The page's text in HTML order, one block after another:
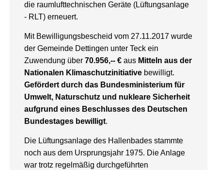
die raumlufttechnischen Geräte (Lüftungsanlage
- RLT) erneuert.
Mit Bewilligungsbescheid vom 27.11.2017 wurde
der Gemeinde Dettingen unter Teck ein
Zuwendung über 70.956,-- € aus Mitteln aus der
Nationalen Klimaschutzinitiative bewilligt.
Gefördert durch das Bundesministerium für
Umwelt, Naturschutz und nukleare Sicherheit
aufgrund eines Beschlusses des Deutschen
Bundestages bewilligt.
Die Lüftungsanlage des Hallenbades stammte
noch aus dem Ursprungsjahr 1975. Die Anlage
war trotz regelmäßig durchgeführten